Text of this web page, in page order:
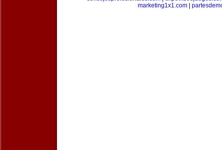
marketing1x1.com